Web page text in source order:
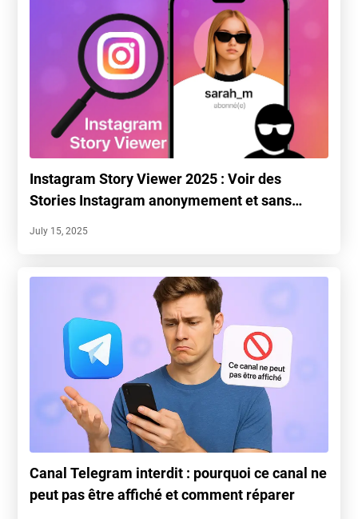
Instagram Story Viewer 2025 : Voir des
Stories Instagram anonymement et sans
July 15, 2025
Canal Telegram interdit : pourquoi ce canal ne
peut pas être affiché et comment réparer